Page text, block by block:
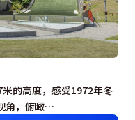
的高度，感受1972年冬
角，俯瞰…